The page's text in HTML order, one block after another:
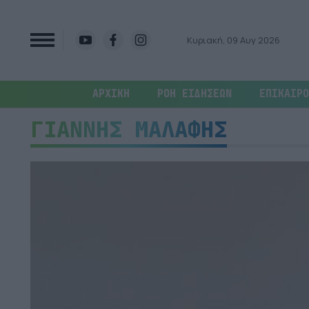
Κυριακή, 09 Αυγ 2026
ΑΡΧΙΚΗ ΡΟΗ ΕΙΔΗΣΕΩΝ
ΓΙΑΝΝΗΣ ΜΑΛΑΦΗΣ